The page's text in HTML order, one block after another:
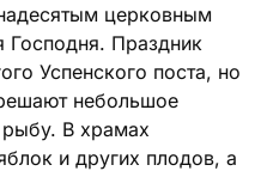
церковным
Праздник
Успенского поста, но
небольшое
В храмах
и других плодов, а